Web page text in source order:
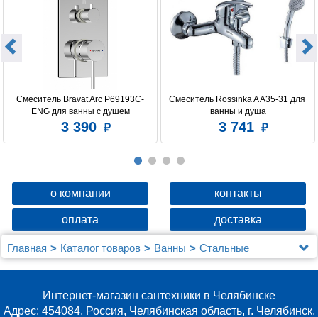
Смеситель Bravat Arc P69193C-
ENG для ванны с душем
3 390
Смеситель Rossinka A A35-31 для
ванны и душа
3 741
о компании контакты
оплата доставка
Главная Каталог товаров Ванны
Стальные
Мойка настол.монтаж 60х50 (3,0) лев. вып 3 1/2
Интернет-магазин сантехники в Челябинске
Адрес: 454084, Россия, Челябинская область, г. Челябинск,